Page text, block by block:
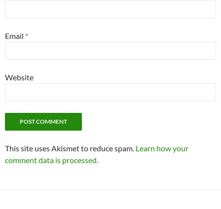
Email *
Website
This site uses Akismet to reduce spam. Learn how your
comment data is processed.